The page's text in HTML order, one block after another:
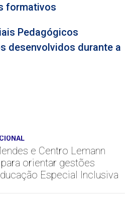
formativos
Pedagógicos
desenvolvidos durante a
e Centro Lemann
orientar gestões
Especial Inclusiva